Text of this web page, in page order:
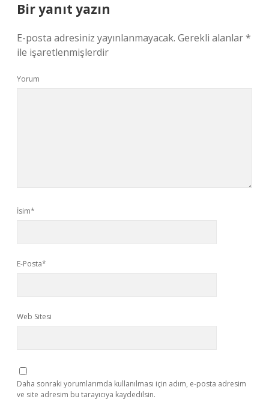
Bir yanıt yazın
E-posta adresiniz yayınlanmayacak. Gerekli alanlar*
ile işaretlenmişlerdir
Yorum
İsim*
E-Posta*
Web Sitesi
Daha sonraki yorumlarımda kullanılması için adım, e-posta adresim
ve site adresim bu tarayıcıya kaydedilsin.